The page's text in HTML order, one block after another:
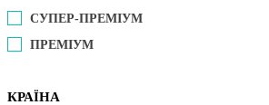
СУПЕР-ПРЕМІУМ
ПРЕМІУМ
КРАЇНА